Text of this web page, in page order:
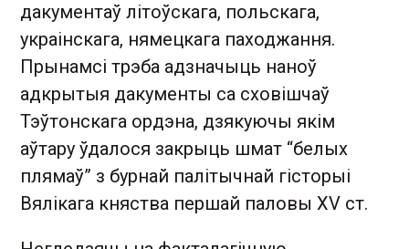
дакументаў літоўскага, польскага,
украінскага, нямецкага паходжання.
Прынамсі трэба адзначыць наноў
адкрытыя дакументы са сховішчаў
Тэўтонскага ордэна, дзякуючы якім
аўтару ўдалося закрыць шмат “белых
плямаў” з бурнай палітычнай гісторыі
Вялікага княства першай паловы XV ст.